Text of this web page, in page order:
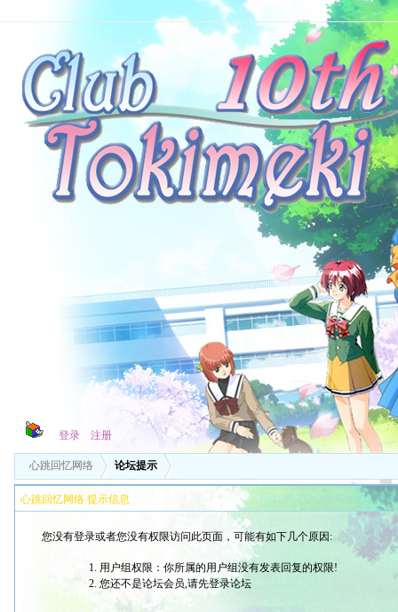
登录 注册
心跳回忆网络 论坛提示
心跳回忆网络 提示信息
您没有登录或者您没有权限访问此页面，可能有如下几个原因:
用户组权限：你所属的用户组没有发表回复的权限!
您还不是论坛会员,请先登录论坛